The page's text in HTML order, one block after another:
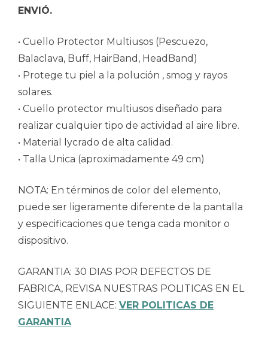
ENVIÓ.
• Cuello Protector Multiusos (Pescuezo,
Balaclava, Buff, HairBand, HeadBand)
• Protege tu piel a la polución , smog y rayos
solares.
• Cuello protector multiusos diseñado para
realizar cualquier tipo de actividad al aire libre.
• Material lycrado de alta calidad.
• Talla Unica (aproximadamente 49 cm)
NOTA: En términos de color del elemento,
puede ser ligeramente diferente de la pantalla
y especificaciones que tenga cada monitor o
dispositivo.
GARANTIA: 30 DIAS POR DEFECTOS DE
FABRICA, REVISA NUESTRAS POLITICAS EN EL
SIGUIENTE ENLACE: VER POLITICAS DE
GARANTIA